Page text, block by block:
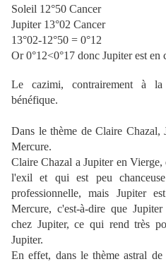
Soleil 12°50 Cancer
Jupiter 13°02 Cancer
13°02-12°50 = 0°12
Or 0°12<0°17 donc Jupiter est en
Le cazimi, contrairement à
bénéfique.
Dans le thème de Claire Chazal,
Mercure.
Claire Chazal a Jupiter en
l'exil et qui est peu
professionnelle, mais Jupiter
Mercure, c'est-à-dire que
chez Jupiter, ce qui rend très
Jupiter.
En effet, dans le thème astral